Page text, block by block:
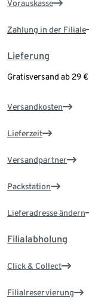
Vorauskasse
Zahlung in der Filiale
Lieferung
Gratisversand ab 29
Versandkosten
Lieferzeit
Versandpartner
Packstation
Lieferadresse ändern
Filialabholung
Click & Collect
Filialreservierung